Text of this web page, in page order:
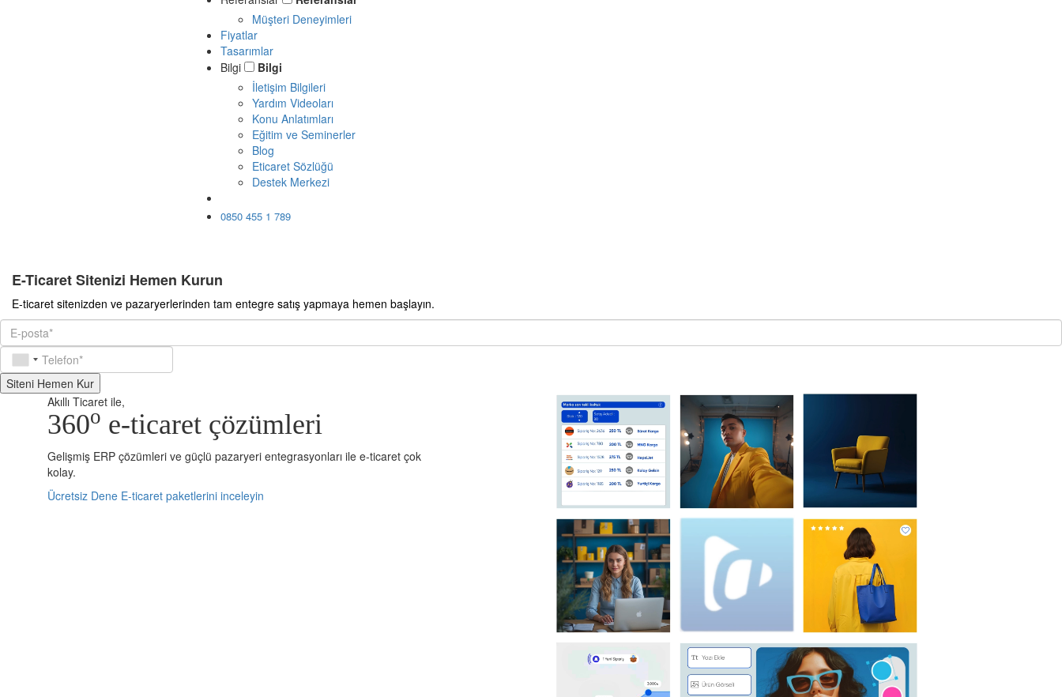
Müşteri Deneyimleri
Fiyatlar
Tasarımlar
Bilgi
Bilgi
İletişim Bilgileri
Yardım Videoları
Konu Anlatımları
Eğitim ve Seminerler
Blog
Eticaret Sözlüğü
Destek Merkezi
0850 455 1 789
E-Ticaret Sitenizi Hemen Kurun
E-ticaret sitenizden ve pazaryerlerinden tam entegre satış yapmaya hemen başlayın.
Siteni Hemen Kur
Akıllı Ticaret ile,
360o e-ticaret çözümleri
Gelişmiş ERP çözümleri ve güçlü pazaryeri entegrasyonları ile e-ticaret çok
kolay.
Ücretsiz Dene E-ticaret paketlerini inceleyin